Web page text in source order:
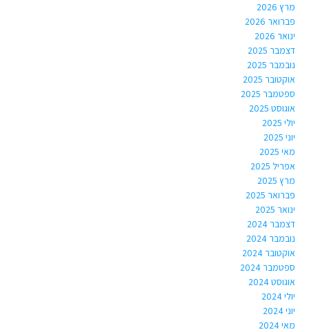
מרץ 2026
פברואר 2026
ינואר 2026
דצמבר 2025
נובמבר 2025
אוקטובר 2025
ספטמבר 2025
אוגוסט 2025
יולי 2025
יוני 2025
מאי 2025
אפריל 2025
מרץ 2025
פברואר 2025
ינואר 2025
דצמבר 2024
נובמבר 2024
אוקטובר 2024
ספטמבר 2024
אוגוסט 2024
יולי 2024
יוני 2024
מאי 2024